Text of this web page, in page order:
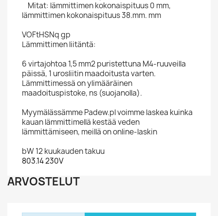
Mitat: lämmittimen kokonaispituus 0 mm,
lämmittimen kokonaispituus 38.mm. mm
VOFtHSNq gp
Lämmittimen liitäntä:
6 virtajohtoa 1,5 mm2 puristettuna M4-ruuveilla
päissä, 1 urosliitin maadoitusta varten.
Lämmittimessä on ylimääräinen
maadoituspistoke, ns (suojanolla).
Myymälässämme Padew.pl voimme laskea kuinka
kauan lämmittimellä kestää veden
lämmittämiseen, meillä on online-laskin
bW 12 kuukauden takuu
803.14 230V
ARVOSTELUT